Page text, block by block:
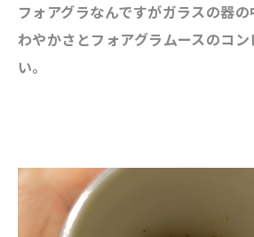
フォアグラなんですがガラスの器
わやかさとフォアグラムースのコ
い。